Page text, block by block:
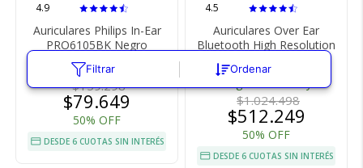
Filtrar Ordenar
4.9
Auriculares Philips In-Ear
PRO6105BK Negro
LlegaGratis
$159.298
$79.649
50% OFF
DESDE 6 CUOTAS SIN INTERÉS
4.5
Auriculares Over Ear
Bluetooth High Resolution
Philips TAH8506BK/00
$1.024.498
$512.249
50% OFF
DESDE 6 CUOTAS SIN INTERÉS